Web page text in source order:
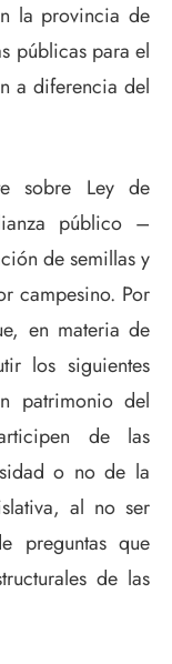
la provincia de
públicas para el
a diferencia del
sobre Ley de
público –
de semillas y
campesino. Por
en materia de
los siguientes
patrimonio del
de las
o no de la
al no ser
preguntas que
de las